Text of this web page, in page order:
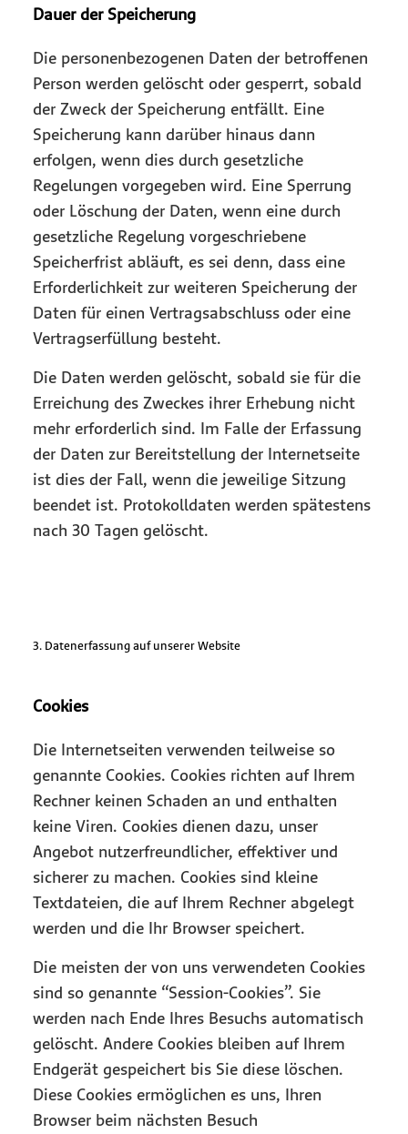
Dauer der Speicherung
Die personenbezogenen Daten der betroffenen
Person werden gelöscht oder gesperrt, sobald
der Zweck der Speicherung entfällt. Eine
Speicherung kann darüber hinaus dann
erfolgen, wenn dies durch gesetzliche
Regelungen vorgegeben wird. Eine Sperrung
oder Löschung der Daten, wenn eine durch
gesetzliche Regelung vorgeschriebene
Speicherfrist abläuft, es sei denn, dass eine
Erforderlichkeit zur weiteren Speicherung der
Daten für einen Vertragsabschluss oder eine
Vertragserfüllung besteht.
Die Daten werden gelöscht, sobald sie für die
Erreichung des Zweckes ihrer Erhebung nicht
mehr erforderlich sind. Im Falle der Erfassung
der Daten zur Bereitstellung der Internetseite
ist dies der Fall, wenn die jeweilige Sitzung
beendet ist. Protokolldaten werden spätestens
nach 30 Tagen gelöscht.
3. Datenerfassung auf unserer Website
Cookies
Die Internetseiten verwenden teilweise so
genannte Cookies. Cookies richten auf Ihrem
Rechner keinen Schaden an und enthalten
keine Viren. Cookies dienen dazu, unser
Angebot nutzerfreundlicher, effektiver und
sicherer zu machen. Cookies sind kleine
Textdateien, die auf Ihrem Rechner abgelegt
werden und die Ihr Browser speichert.
Die meisten der von uns verwendeten Cookies
sind so genannte “Session-Cookies”. Sie
werden nach Ende Ihres Besuchs automatisch
gelöscht. Andere Cookies bleiben auf Ihrem
Endgerät gespeichert bis Sie diese löschen.
Diese Cookies ermöglichen es uns, Ihren
Browser beim nächsten Besuch